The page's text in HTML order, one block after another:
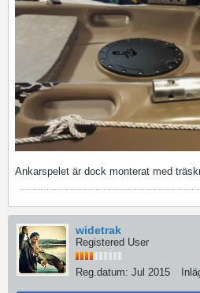
Ankarspelet är dock monterat med
widetrak
Registered User
Reg.datum: Jul 2015